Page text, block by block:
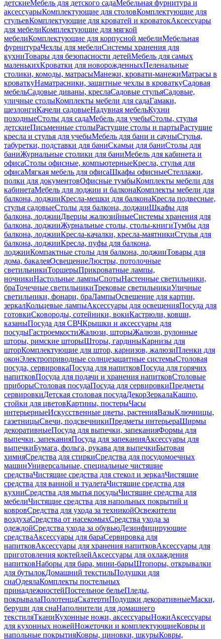
детскиеМебель для детского садаМебельная фурнитура и
аксессуарыКомплектующие для столовКомплектующие для
стульевКомплектующие для кроватей и кроватокАксессуары
для мебелиКомплектующие для мягкой
мебелиКомплектующие для корпусной мебелиМебельная
фурнитураЧехлы для мебелиСистемы хранения для
кухниТовары для безопасности детейМебель для самых
маленькихКроватки для новорожденныхПеленальные
столики, комоды, матрасыМанежи, кровати-манежиМатрасы в
кроваткуНаматрасники, защитные чехлы в кроваткуСадовая
мебельСадовые диваны, креслаСадовые стульяСадовые,
уличные столыКомплекты мебели для садаГамаки,
шезлонгиКачели садовыеНадувная мебельКухни
походныеСтолы для садаМебель для учебыСтолы, стулья
детскиеПисьменные столыРастущие столы и партыРастущие
кресла и стулья для учебыМебель для бани и сауныСтулья,
табуретки, подставки для баниСкамьи для баниСтолы для
баниЖурнальные столики для баниМебель для кабинета и
офисаСтолы офисные, компьютерныеКресла, стулья для
офисаМягкая мебель для офисаШкафы офисныеСтеллажи,
полки для документовОфисные тумбыКомплекты мебели для
кабинетаМебель для лоджии и балконаКомплекты мебели для
балкона, лоджииКресла-мешки для балконаКресла подвесные,
стулья садовыеСтолы для балкона, лоджииШкафы для
балкона, лоджииДверцы жалюзийныеСистемы хранения для
балкона, лоджииЖурнальные столы, столы-книгиТумбы для
балкона, лоджииКресла-качалки, кресла-маятникиСтулья для
балкона, лоджииКресла, пуфы для балкона,
лоджииКомпактные столы для балкона, лоджииТовары для
дома, бакалеяОсвещениеЛюстры, потолочные
светильникиТоршерыПрикроватные лампы,
ночникиНастольные лампыСпотыНастенные светильники,
браТочечные светильникиТрековые светильникиУличные
светильники, фонари, браЛампыОсвещение для картин,
зеркалКольцевые лампыАксессуары для освещенияПосуда для
готовкиСковороды, сотейники, вокиКастрюли, ковши,
казаныПосуда для СВЧКрышки и аксессуары для
посудыГастроемкостиЖалюзи, шторыЖалюзи, рулонные
шторы, римские шторыШторы, гардиныКарнизы для
шторКомплектующие для штор, карнизов, жалюзиПленки для
оконЭлектроприводные солнцезащитные системыСтоловая
посуда, сервировкаПосуда для напитковПосуда для горячих
напитковПосуда для подачи и хранения напитковСтоловые
приборыСтоловая посудаПосуда для сервировкиПредметы
сервировкиДетская столовая посудаДекорЗеркалаКашпо,
стойки для цветовКартины, постерыЧасы
интерьерныеИскусственные цветы, растенияВазыКлючницы,
газетницыСвечи, подсвечникиПредметы интерьераШирмы
декоративныеПосуда для выпечки, запеканияФормы для
выпечки, запеканияПосуда для запеканияАксессуары для
выпечкиБумага, фольга, рукава для выпечкиБытовая
химияСредства для стиркиСредства для посудомоечных
машинУниверсальные, специальные чистящие
средстваЧистящие средства для стекол и зеркалЧистящие
средства для ванной и туалетаЧистящие средства для
кухниСредства для мытья посудыЧистящие средства для
мебелиЧистящие средства для напольных покрытий и
ковровСредства для ухода за техникойОсвежители
воздухаСредства от насекомыхСредства ухода за
одеждойСредства ухода за обувьюДезинфицирующие
средстваАксессуары для бараСервировка для
напитковАксессуары для хранения напитковАксессуары для
приготовления коктейлейАксессуары для охлаждения
напитковНаборы для бара, мини-барыШтопоры, открывалки
для бутылокДомашний текстильПодушки для
снаОдеялаКомплекты постельных
принадлежностейПостельное бельеПледы,
покрывалаПолотенцаСкатертиПодушки декоративныеМаски,
беруши для снаНаполнители для домашнего
текстиляТканиКухонные ножи, аксессуарыНожиАксессуары
для кухонных ножейНожеточки и комплектующиеКовры и
напольные покрытияКовры, циновки, шкурыКовры,